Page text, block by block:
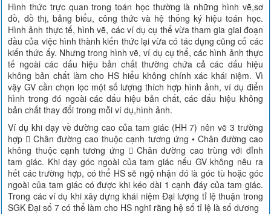
Hình thức trực quan trong toán học thường là những hình vẽ,sơ
đồ, đồ thị, bảng biểu, công thức và hệ thống ký hiệu toán học.
Hình ảnh thực tế, hình vẽ, các ví dụ cụ thể vừa tham gia giai đoạn
đầu của việc hình thành kiến thức lại vừa có tác dụng cũng cố các
kiến thức ấy. Nhưng trong hình vẽ, ví dụ cụ thể, các hình ảnh thực
tế ngoài các dấu hiệu bản chất thường chứa cả các dấu hiệu
không bản chất làm cho HS hiểu không chính xác khái niệm. Vì
vậy GV cần chọn lọc một số lượng thích hợp hình ảnh, ví dụ điển
hình trong đó ngoài các dấu hiệu bản chất, các dấu hiệu không
bản chất thay đổi trong mỗi ví dụ,hình ảnh.
Ví dụ khi dạy về đường cao của tam giác (HH 7) nên vẽ 3 trường
hợp  Chân đường cao thuộc cạnh tương ứng • Chân đường cao
không thuộc cạnh tương ứng  Chân đường cao trùng với đỉnh
tam giác. Khi dạy góc ngoài của tam giác nếu GV không nêu ra
hết các trường hợp, có thể HS sẽ ngộ nhận đó là góc tù hoặc góc
ngoài của tam giác có được khi kéo dài 1 cạnh đáy của tam giác.
Trong các ví dụ khi xây dựng khái niệm Đại lượng tỉ lệ thuận trong
SGK Đại số 7 có thể làm cho HS nghĩ rằng hệ số tỉ lệ là số dương